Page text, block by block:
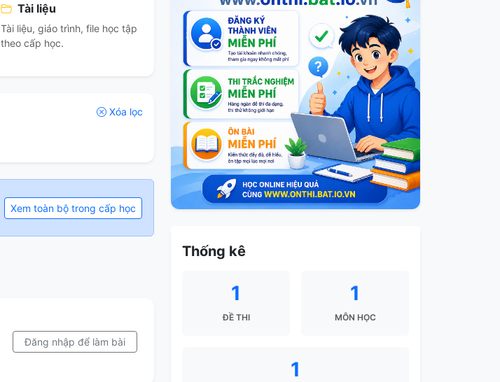
Tài liệu
Tài liệu, giáo trình, file học tập
theo cấp học.
Xóa lọc
Xem toàn bộ trong cấp học
Đăng nhập để làm bài
Thống kê
1
ĐỀ THI
1
MÔN HỌC
1